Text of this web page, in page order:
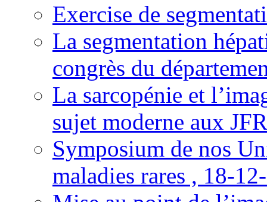
Exercise de
La segmentation
congrès du
La sarcopénie et
sujet moderne aux
Symposium de nos
maladies rares , 18-